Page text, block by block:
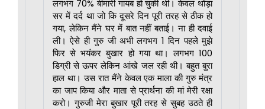
लगभग 70% बीमारी गायब हो चुकी थी। केवल थोड़ा
सर में दर्द था जो कि दूसरे दिन पूरी तरह से ठीक हो
गया, लेकिन मैंने घर में बात नहीं बताई। ना ही दवाई
ली। ऐसे ही गुरु जी अभी लगभग 1 दिन पहले मुझे
फिर से भयंकर बुखार हो गया था। लगभग 100
डिग्री से ऊपर लेकिन आंखे जल रही थी। बहुत बुरा
हाल था। उस रात मैंने केवल एक माला की गुरु मंत्र
का जाप किया और माता से प्रार्थना की मां मेरी रक्षा
करो। गुरुजी मेरा बुखार पूरी तरह से सुबह उठते ही